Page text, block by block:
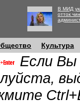
В МИД
отток
Культура
Если Вы